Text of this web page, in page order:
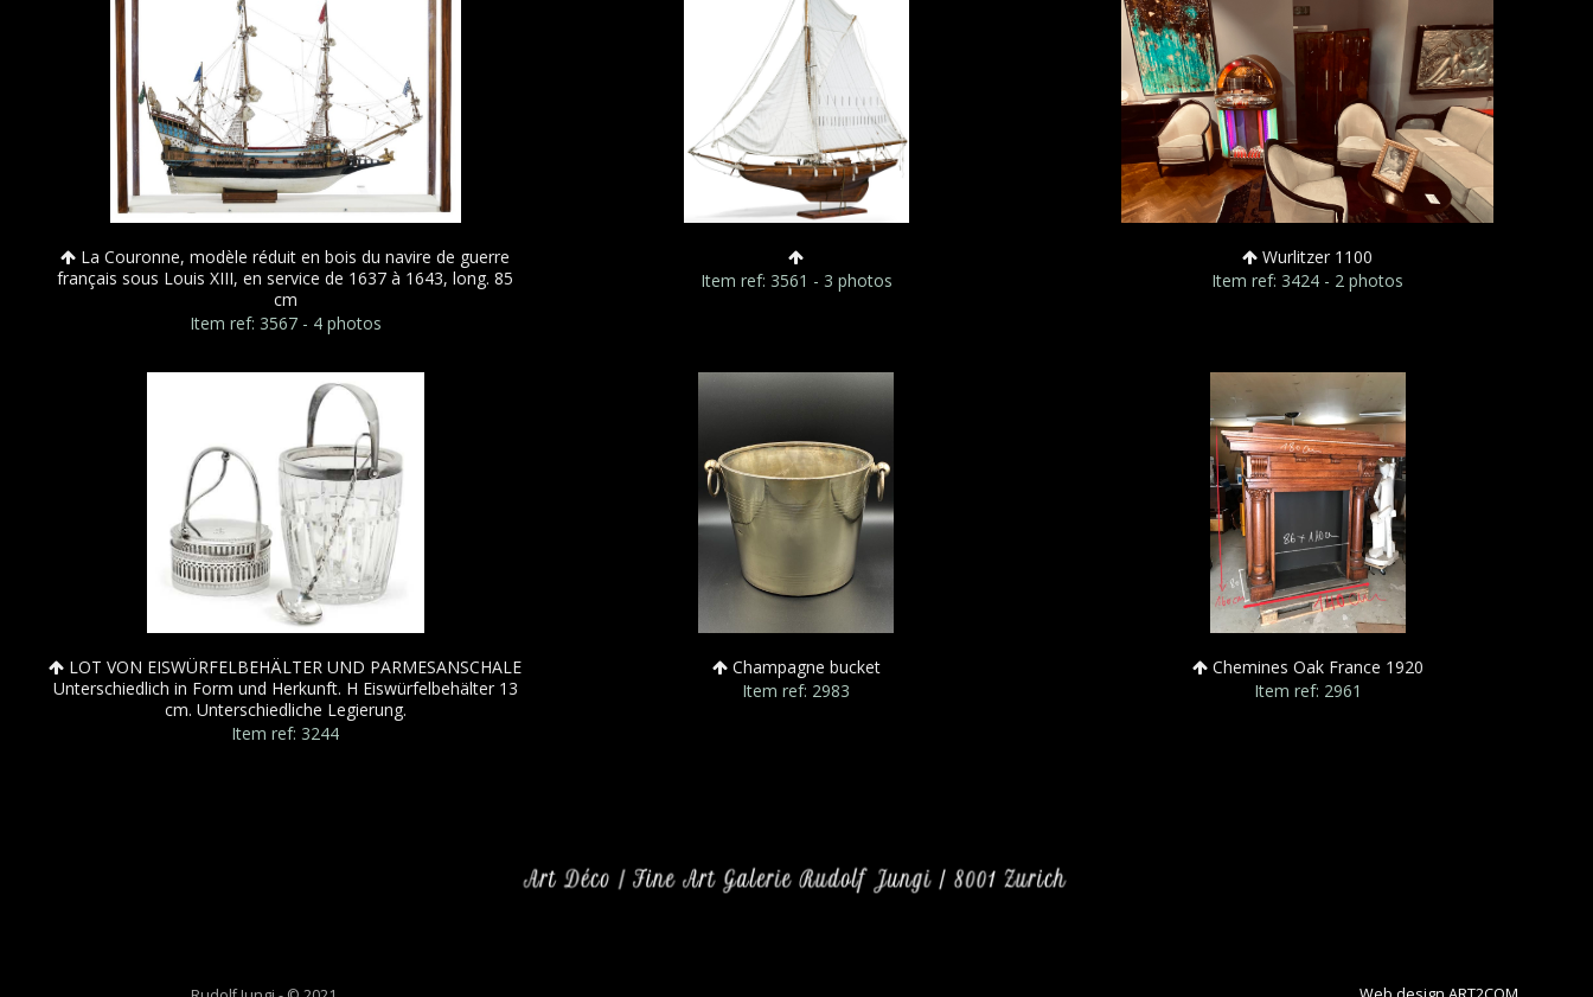
La Couronne, modèle réduit en bois du navire de guerre
français sous Louis XIII, en service de 1637 à 1643, long. 85
cm
Item ref: 3567 - 4 photos
Item ref: 3561 - 3 photos
Wurlitzer 1100
Item ref: 3424 - 2 photos
LOT VON EISWÜRFELBEHÄLTER UND PARMESANSCHALE
Unterschiedlich in Form und Herkunft. H Eiswürfelbehälter 13
cm. Unterschiedliche Legierung.
Item ref: 3244
Champagne bucket
Item ref: 2983
Chemines Oak France 1920
Item ref: 2961